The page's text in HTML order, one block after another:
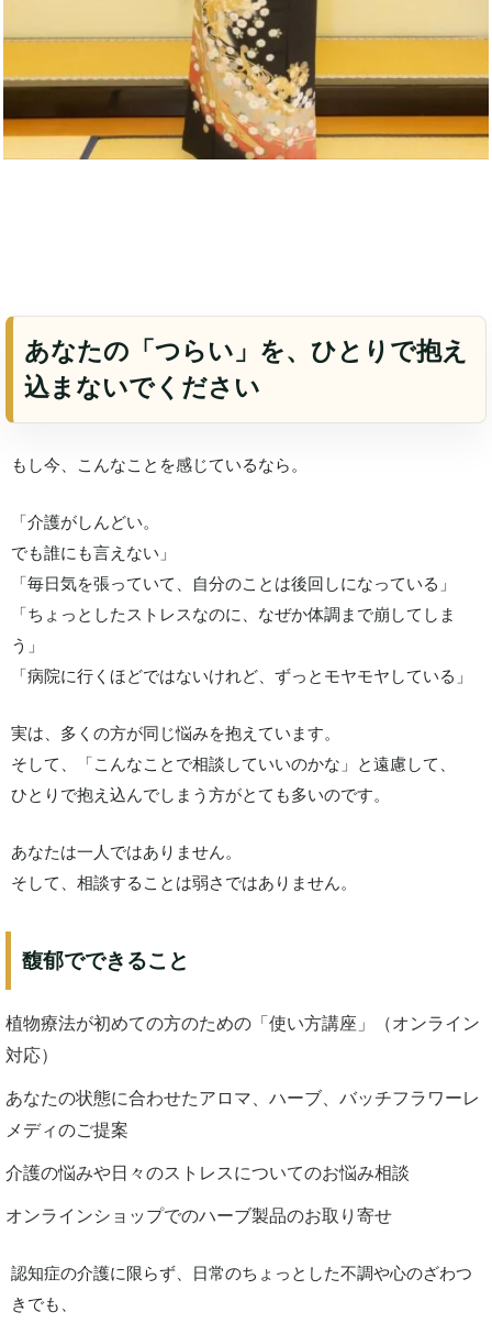
あなたの「つらい」を、ひとりで抱え
込まないでください
もし今、こんなことを感じているなら。
「介護がしんどい。
でも誰にも言えない」
「毎日気を張っていて、自分のことは後回しになっている」
「ちょっとしたストレスなのに、なぜか体調まで崩してしま
う」
「病院に行くほどではないけれど、ずっとモヤモヤしている」
実は、多くの方が同じ悩みを抱えています。
そして、「こんなことで相談していいのかな」と遠慮して、
ひとりで抱え込んでしまう方がとても多いのです。
あなたは一人ではありません。
そして、相談することは弱さではありません。
馥郁でできること
植物療法が初めての方のための「使い方講座」（オンライン
対応）
あなたの状態に合わせたアロマ、ハーブ、バッチフラワーレ
メディのご提案
介護の悩みや日々のストレスについてのお悩み相談
オンラインショップでのハーブ製品のお取り寄せ
認知症の介護に限らず、日常のちょっとした不調や心のざわつ
きでも、